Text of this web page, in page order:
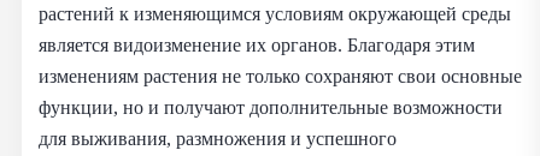
растений к изменяющимся условиям окружающей среды
является видоизменение их органов. Благодаря этим
изменениям растения не только сохраняют свои основные
функции, но и получают дополнительные возможности
для выживания, размножения и успешного